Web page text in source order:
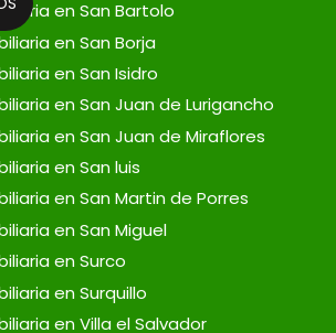
en San Bartolo
en San Borja
en San Isidro
en San Juan de Lurigancho
en San Juan de Miraflores
en San luis
en San Martin de Porres
en San Miguel
en Surco
en Surquillo
en Villa el Salvador